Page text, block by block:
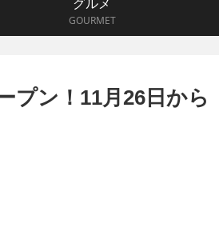
グルメ
GOURMET
プン！11月26日から